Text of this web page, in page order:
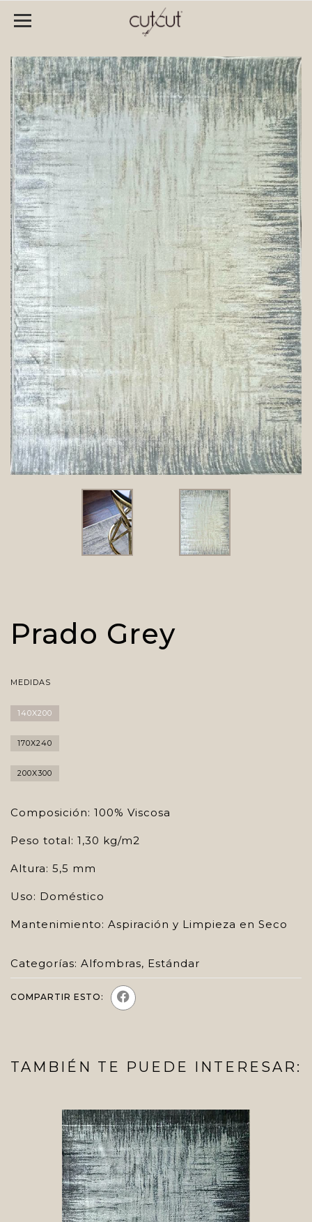
Prado Grey
MEDIDAS
140X200
170X240
200X300
Composición: 100% Viscosa
Peso total: 1,30 kg/m2
Altura: 5,5 mm
Uso: Doméstico
Mantenimiento: Aspiración y Limpieza en Seco
Categorías: Alfombras, Estándar
COMPARTIR ESTO:
TAMBIÉN TE PUEDE INTERESAR: